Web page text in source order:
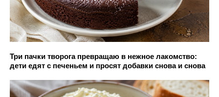
Три пачки творога превращаю в нежное лакомство:
дети едят с печеньем и просят добавки снова и снова